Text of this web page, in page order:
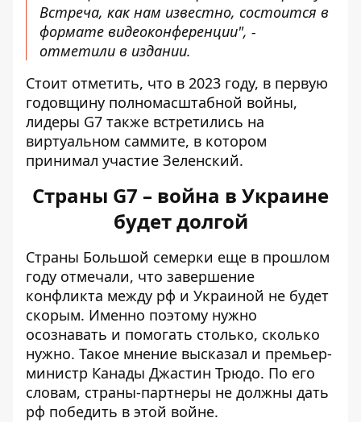
Встреча, как нам известно, состоится в
формате видеоконференции", -
отметили в издании.
Стоит отметить, что в 2023 году, в первую
годовщину полномасштабной войны,
лидеры G7 также встретились на
виртуальном саммите, в котором
принимал участие Зеленский.
Страны G7 – война в Украине
будет долгой
Страны Большой семерки еще в прошлом
году отмечали, что завершение
конфликта между рф и Украиной не будет
скорым. Именно поэтому нужно
осознавать и помогать столько, сколько
нужно. Такое мнение высказал и премьер-
министр Канады Джастин Трюдо. По его
словам, страны-партнеры не должны дать
рф победить в этой войне.